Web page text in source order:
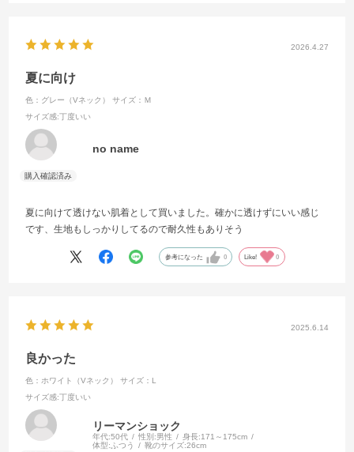
2026.4.27
夏に向け
色：グレー（Vネック）
サイズ：Ｍ
サイズ感:丁度いい
no name
夏に向けて透けない肌着として買いました。確かに透けずにいい感じ
です、生地もしっかりしてるので耐久性もありそう
参考になった 0 Like! 0
2025.6.14
良かった
色：ホワイト（Vネック）
サイズ：L
サイズ感:丁度いい
リーマンショック
年代:50代 性別:男性 身長:171～175cm
体型: ふつう 靴のサイズ:26cm